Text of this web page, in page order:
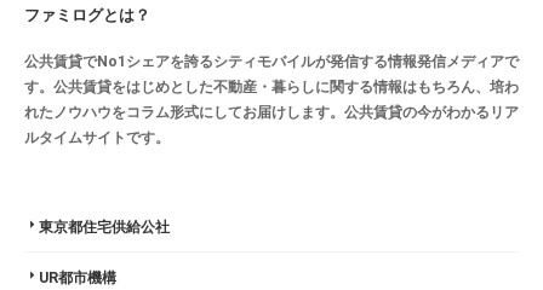
ファミログとは？
公共賃貸でNo1シェアを誇るシティモバイルが発信する情報発信メディアで
す。公共賃貸をはじめとした不動産・暮らしに関する情報はもちろん、培わ
れたノウハウをコラム形式にしてお届けします。公共賃貸の今がわかるリア
ルタイムサイトです。
東京都住宅供給公社
UR都市機構